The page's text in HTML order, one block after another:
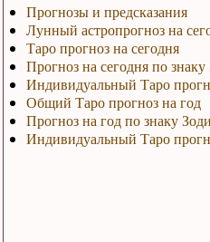
Прогнозы и предсказания
Лунный астропрогноз на
Таро прогноз на сегодня
Прогноз на сегодня по знаку
Индивидуальный Таро
Общий Таро прогноз на год
Прогноз на год по знаку
Индивидуальный Таро